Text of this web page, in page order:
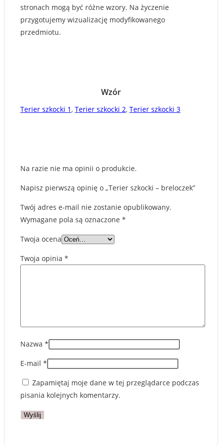
stronach mogą być różne wzory. Na życzenie
przygotujemy wizualizację modyfikowanego
przedmiotu.
Wzór
Terier szkocki 1, Terier szkocki 2, Terier szkocki 3
Na razie nie ma opinii o produkcie.
Napisz pierwszą opinię o „Terier szkocki – breloczek”
Twój adres e-mail nie zostanie opublikowany.
Wymagane pola są oznaczone *
Twoja ocena
Twoja opinia *
Nazwa *
E-mail *
Zapamiętaj moje dane w tej przeglądarce podczas
pisania kolejnych komentarzy.